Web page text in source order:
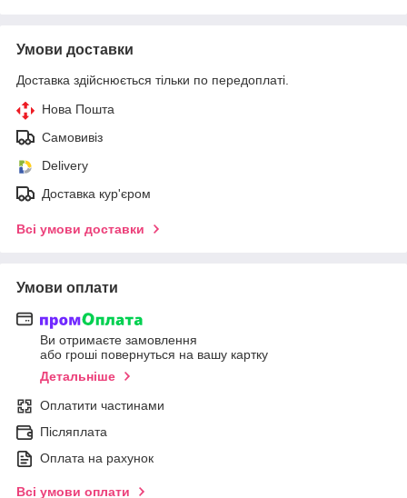
Умови доставки
Доставка здійснюється тільки по передоплаті.
Нова Пошта
Самовивіз
Delivery
Доставка кур'єром
Всі умови доставки
Умови оплати
Ви отримаєте замовлення
або гроші повернуться на вашу картку
Детальніше
Оплатити частинами
Післяплата
Оплата на рахунок
Всі умови оплати